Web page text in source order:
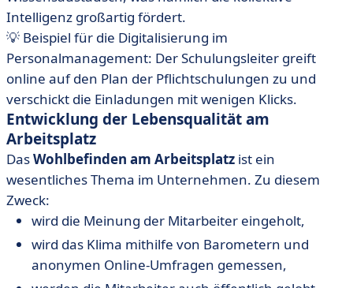
Intelligenz großartig fördert.
💡 Beispiel für die Digitalisierung im
Personalmanagement: Der Schulungsleiter greift
online auf den Plan der Pflichtschulungen zu und
verschickt die Einladungen mit wenigen Klicks.
Entwicklung der Lebensqualität am
Arbeitsplatz
DasWohlbefinden am Arbeitsplatz ist ein
wesentliches Thema im Unternehmen. Zu diesem
Zweck:
wird die Meinung der Mitarbeiter eingeholt,
wird das Klima mithilfe von Barometern und
anonymen Online-Umfragen gemessen,